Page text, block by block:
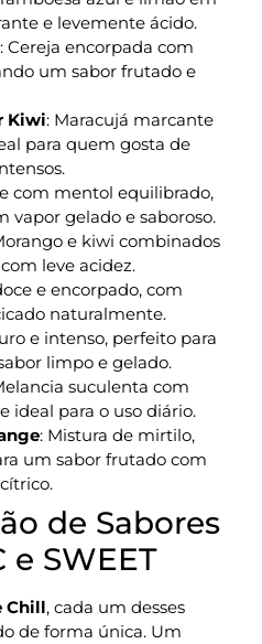
e levemente ácido.
: Cereja encorpada com
um sabor frutado e
Kiwi: Maracujá marcante
para quem gosta de
com mentol equilibrado,
vapor gelado e saboroso.
e kiwi combinados
leve acidez.
e encorpado, com
naturalmente.
e intenso, perfeito para
limpo e gelado.
suculenta com
ideal para o uso diário.
: Mistura de mirtilo,
um sabor frutado com
de Sabores
e SWEET
Chill, cada um desses
de forma única. Um